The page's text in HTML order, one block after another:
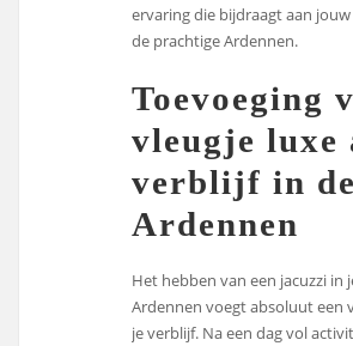
ervaring die bijdraagt aan
de prachtige Ardennen.
Toevoeging
vleugje luxe
verblijf in de
Ardennen
Het hebben van een jacuzzi in
Ardennen voegt absoluut een
je verblijf. Na een dag vol